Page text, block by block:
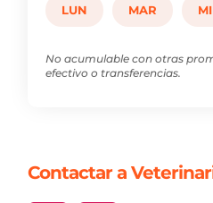
LUN MAR
No acumulable con otras
efectivo o transferencias.
Contactar a